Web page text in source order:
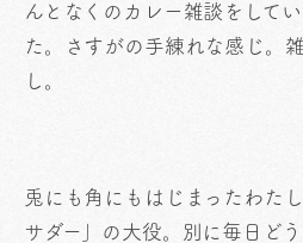
んとなくのカレー雑談をしてい
た。さすがの手練れな感じ。
し。
兎にも角にもはじまったわた
サダー」の大役。別に毎日ど